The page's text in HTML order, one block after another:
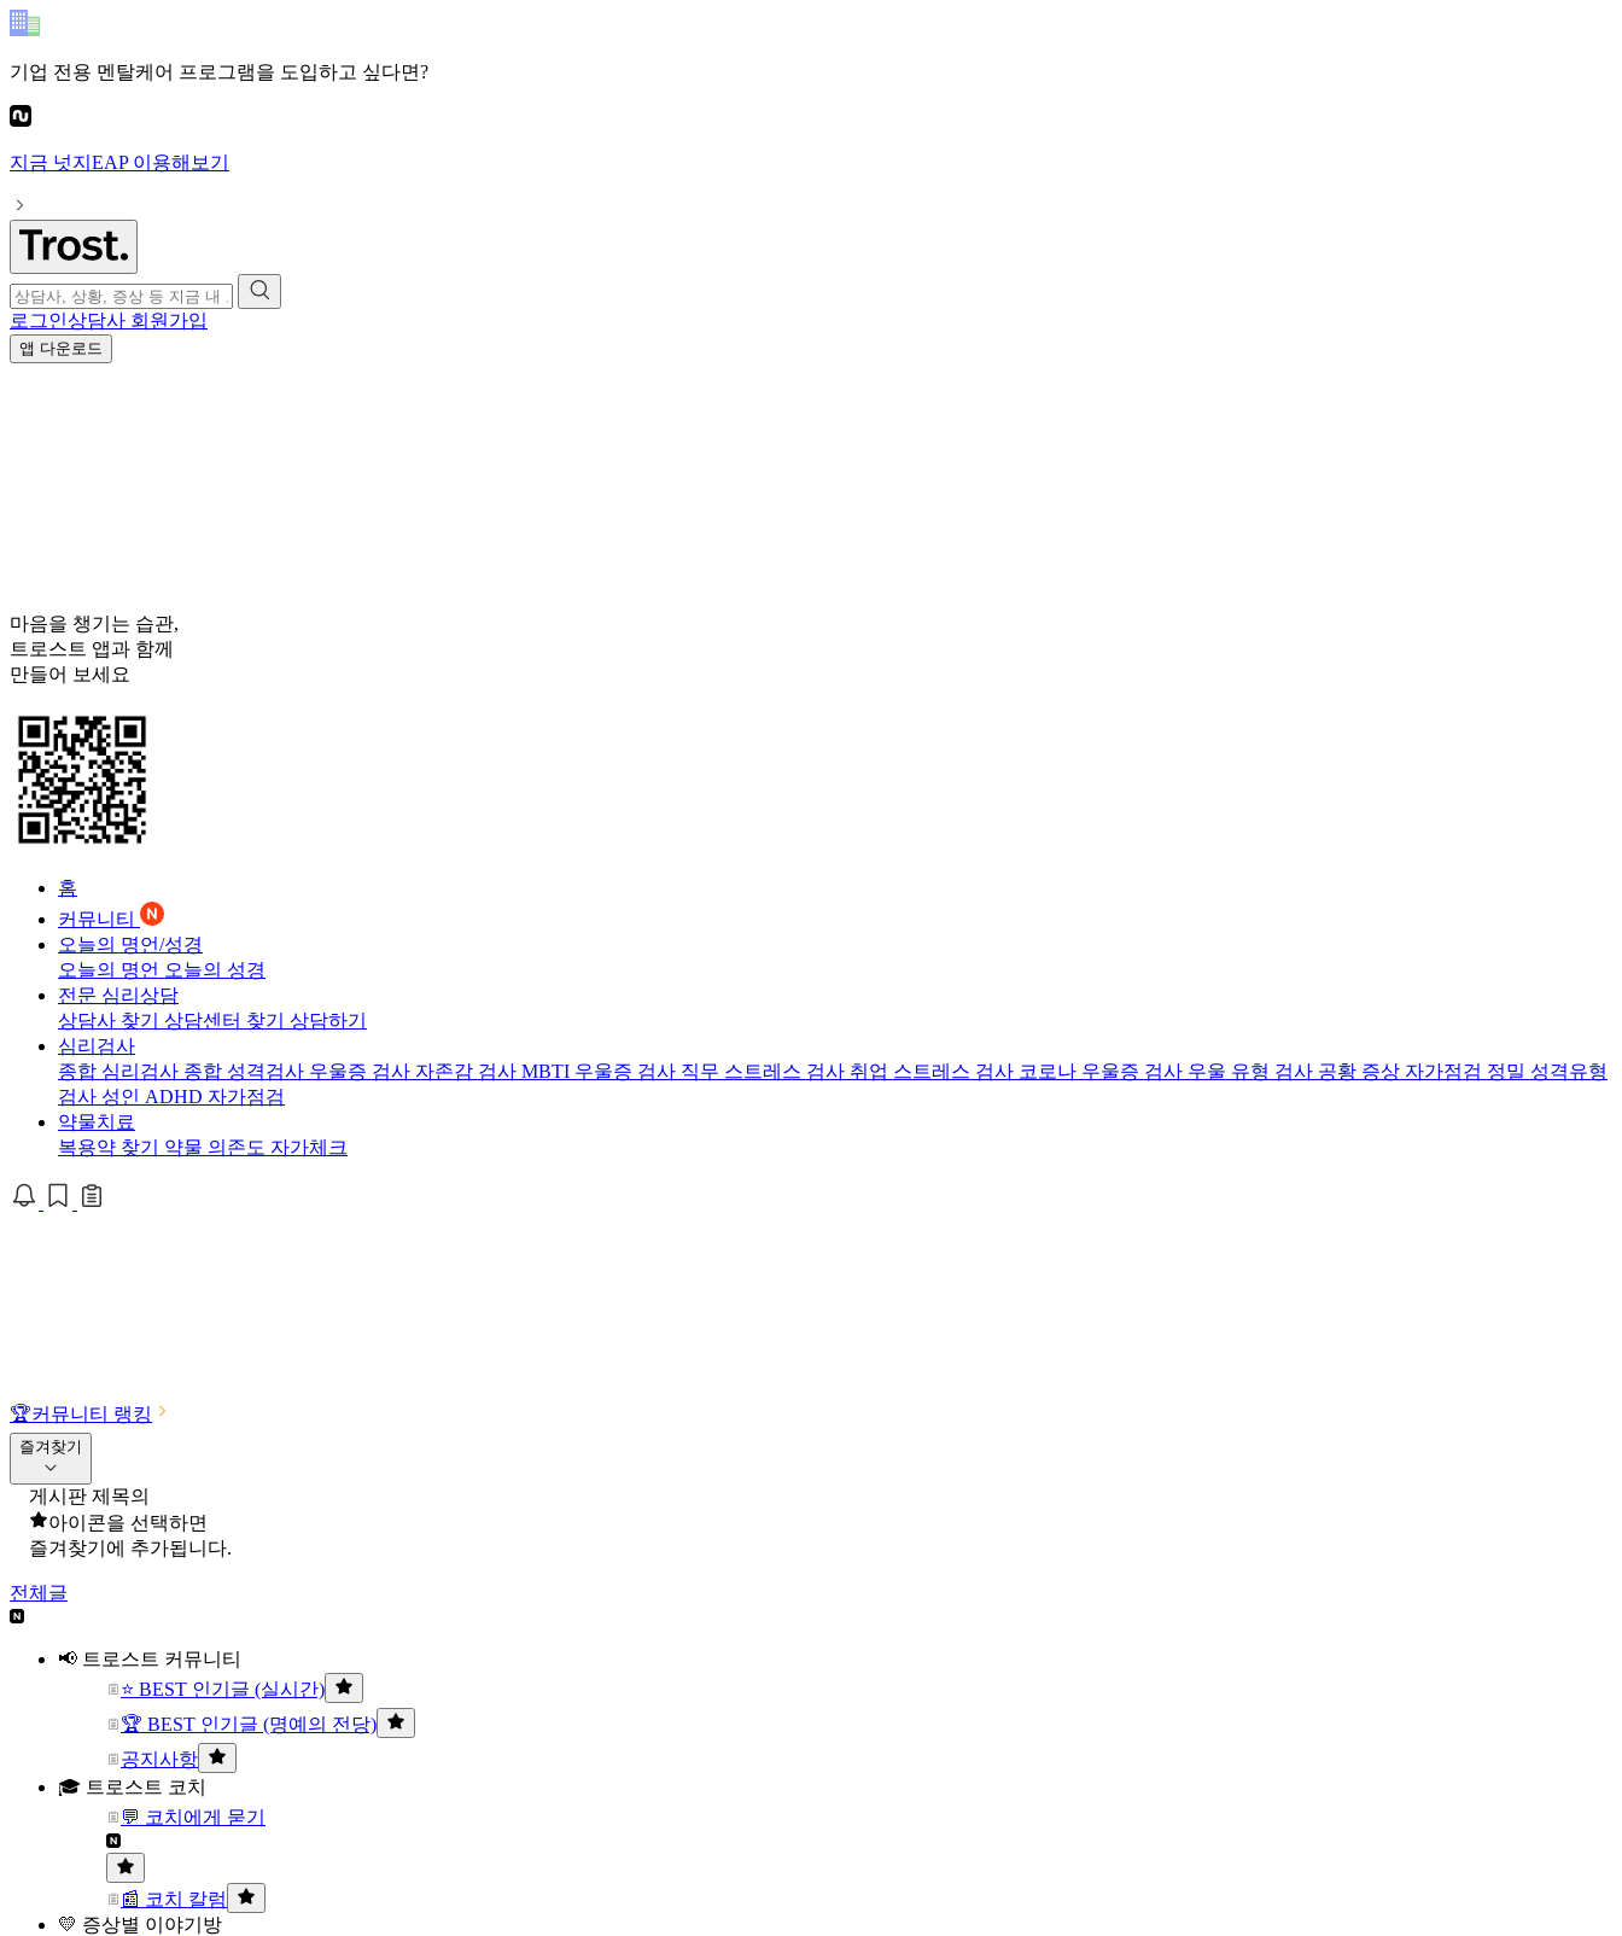
기업 전용 멘탈케어 프로그램을 도입하고 싶다면?
지금 넛지EAP이용해보기
로그인상담사 회원가입
앱 다운로드
마음을 챙기는 습관,
트로스트 앱과 함께
만들어 보세요
홈
커뮤니티
오늘의 명언/성경
오늘의 명언 오늘의 성경
전문 심리상담
상담사 찾기 상담센터 찾기 상담하기
심리검사
종합 심리검사 종합 성격검사 우울증 검사 자존감 검사 MBTI 우울증 검사 직무 스트레스 검사 취업 스트레스 검사 코로나 우울증 검사 우울 유형 검사 공황 증상 자가점검 정밀 성격유형
검사 성인 ADHD 자가점검
약물치료
복용약 찾기 약물 의존도 자가체크
🏆커뮤니티 랭킹
즐겨찾기
게시판 제목의
아이콘을 선택하면
즐겨찾기에 추가됩니다.
전체글
📢 트로스트 커뮤니티
⭐ BEST 인기글 (실시간)
🏆 BEST 인기글 (명예의 전당)
공지사항
🎓 트로스트 코치
💬 코치에게 묻기
📰 코치 칼럼
💛 증상별 이야기방